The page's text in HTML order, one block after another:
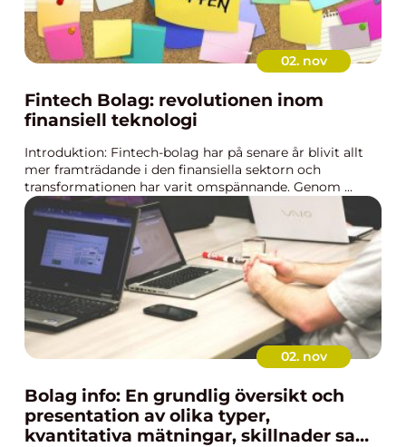
02. nov
Fintech Bolag: revolutionen inom
finansiell teknologi
Introduktion: Fintech-bolag har på senare år blivit allt
mer framträdande i den finansiella sektorn och
transformationen har varit omspännande. Genom ...
02. nov
Bolag info: En grundlig översikt och
presentation av olika typer,
kvantitativa mätningar, skillnader samt